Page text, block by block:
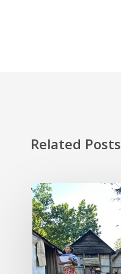
Related Posts
'